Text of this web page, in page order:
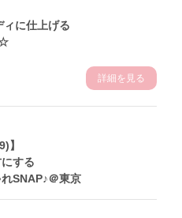
ィに仕上げる
☆
詳細を見る
】
する
SNAP♪＠東京